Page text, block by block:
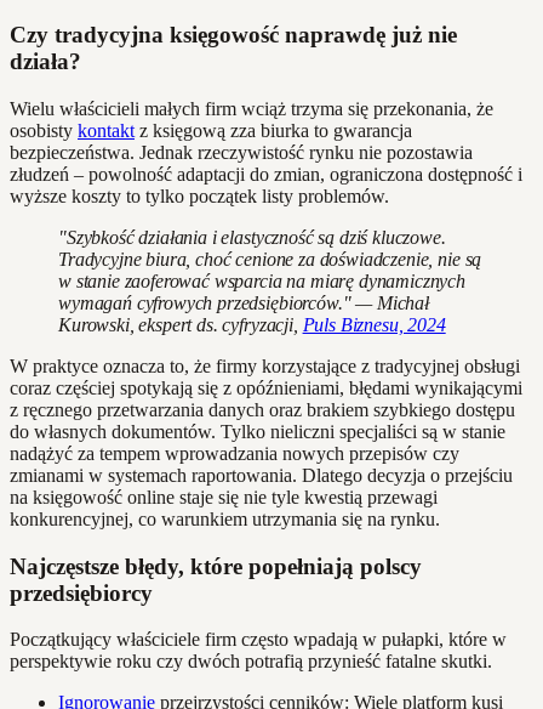
Czy tradycyjna księgowość naprawdę już nie
działa?
Wielu właścicieli małych firm wciąż trzyma się przekonania, że
osobisty kontakt z księgową zza biurka to gwarancja
bezpieczeństwa. Jednak rzeczywistość rynku nie pozostawia
złudzeń – powolność adaptacji do zmian, ograniczona dostępność i
wyższe koszty to tylko początek listy problemów.
"Szybkość działania i elastyczność są dziś kluczowe.
Tradycyjne biura, choć cenione za doświadczenie, nie są
w stanie zaoferować wsparcia na miarę dynamicznych
wymagań cyfrowych przedsiębiorców." — Michał
Kurowski, ekspert ds. cyfryzacji, Puls Biznesu, 2024
W praktyce oznacza to, że firmy korzystające z tradycyjnej obsługi
coraz częściej spotykają się z opóźnieniami, błędami wynikającymi
z ręcznego przetwarzania danych oraz brakiem szybkiego dostępu
do własnych dokumentów. Tylko nieliczni specjaliści są w stanie
nadążyć za tempem wprowadzania nowych przepisów czy
zmianami w systemach raportowania. Dlatego decyzja o przejściu
na księgowość online staje się nie tyle kwestią przewagi
konkurencyjnej, co warunkiem utrzymania się na rynku.
Najczęstsze błędy, które popełniają polscy
przedsiębiorcy
Początkujący właściciele firm często wpadają w pułapki, które w
perspektywie roku czy dwóch potrafią przynieść fatalne skutki.
Ignorowanie przejrzystości cenników: Wiele platform kusi